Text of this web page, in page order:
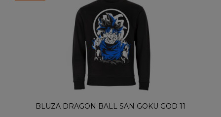
BLUZA DRAGON BALL SAN GOKU GOD 11